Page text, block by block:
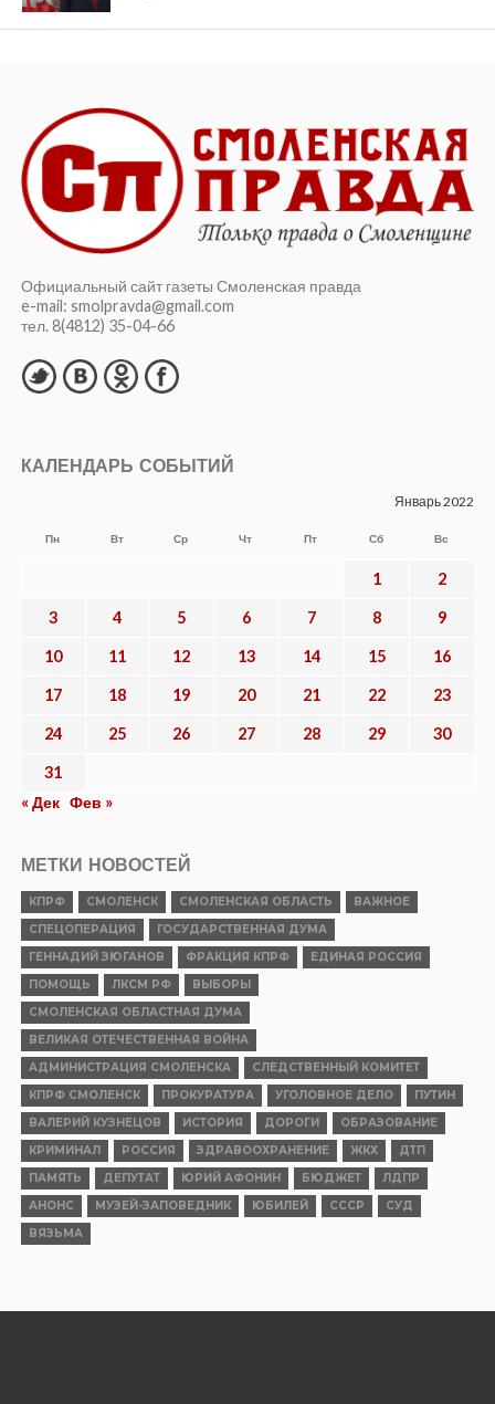
Официальный сайт газеты Смоленская правда
e-mail: smolpravda@gmail.com
тел. 8(4812) 35-04-66
КАЛЕНДАРЬ СОБЫТИЙ
Январь 2022
Пн Вт Ср Чт Пт Сб Вс
1 2
3 4 5 6 7 8 9
10 11 12 13 14 15 16
17 18 19 20 21 22 23
24 25 26 27 28 29 30
31
« Дек Фев »
МЕТКИ НОВОСТЕЙ
КПРФ СМОЛЕНСК СМОЛЕНСКАЯ ОБЛАСТЬ
ВАЖНОЕ
СПЕЦОПЕРАЦИЯ
ГОСУДАРСТВЕННАЯ ДУМА
ГЕННАДИЙ ЗЮГАНОВ
ФРАКЦИЯ КПРФ
ЕДИНАЯ РОССИЯ
ПОМОЩЬ
ЛКСМ РФ
ВЫБОРЫ
СМОЛЕНСКАЯ ОБЛАСТНАЯ ДУМА
ВЕЛИКАЯ ОТЕЧЕСТВЕННАЯ ВОЙНА
АДМИНИСТРАЦИЯ СМОЛЕНСКА
СЛЕДСТВЕННЫЙ КОМИТЕТ
КПРФ СМОЛЕНСК
ПРОКУРАТУРА УГОЛОВНОЕ ДЕЛО
ПУТИН
ВАЛЕРИЙ КУЗНЕЦОВ
ИСТОРИЯ ДОРОГИ
ОБРАЗОВАНИЕ
КРИМИНАЛ
РОССИЯ ЗДРАВООХРАНЕНИЕ ЖКХ
ДТП
ПАМЯТЬ
ДЕПУТАТ ЮРИЙ АФОНИН БЮДЖЕТ
ЛДПР
АНОНС
МУЗЕЙ-ЗАПОВЕДНИК ЮБИЛЕЙ СССР
СУД
ВЯЗЬМА